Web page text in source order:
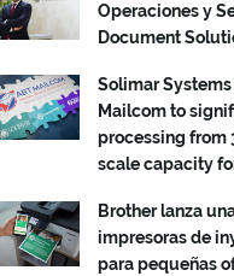
Operaciones y
Document
Solimar
Mailcom to
processing from
scale capacity
Brother lanza
impresoras de
para pequeñas